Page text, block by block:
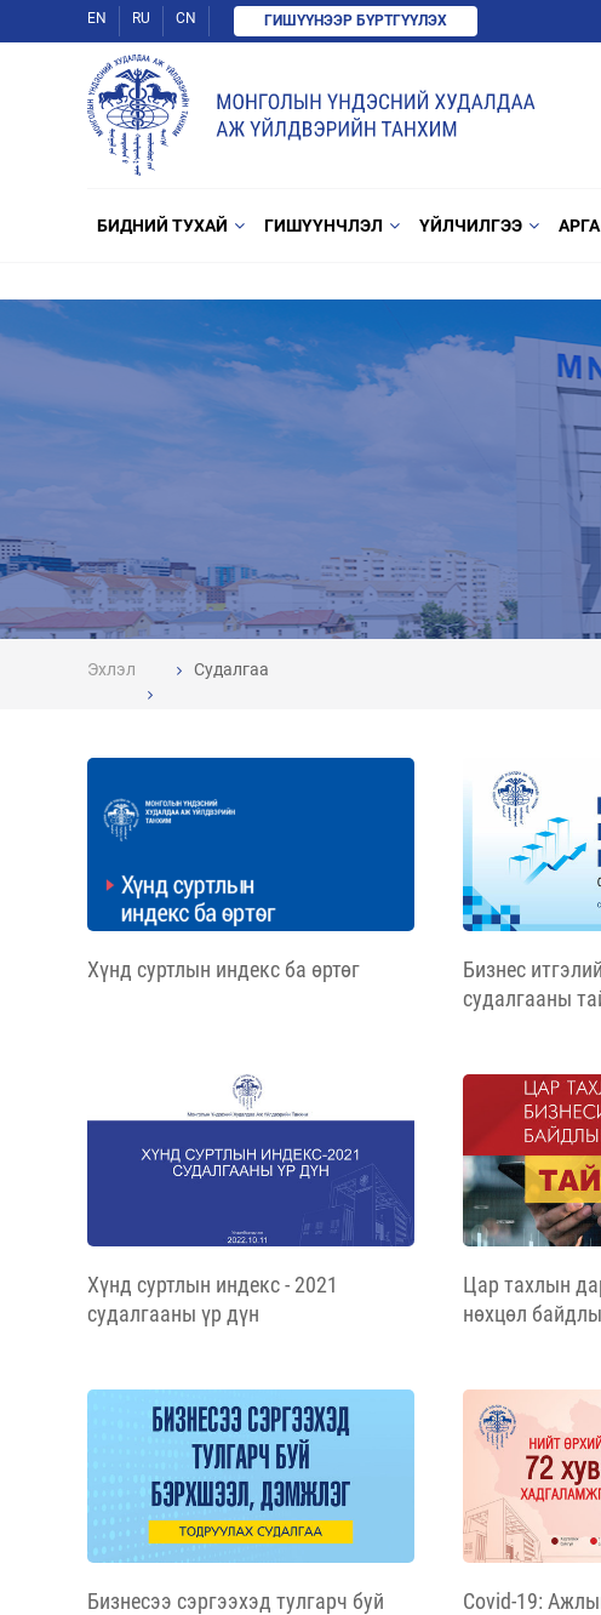
EN RU CN ГИШҮҮНЭЭР БҮРТГҮҮЛЭХ
БИДНИЙ ТУХАЙ ГИШҮҮНЧЛЭЛ ҮЙЛЧИЛГЭЭ
Эхлэл Судалгаа
Хүнд суртлын индекс ба өртөг
Бизнес
судалгааны
Хүнд суртлын индекс - 2021
судалгааны үр дүн
Цар тахлын
нөхцөл
Бизнесээ сэргээхэд тулгарч буй
Covid-19: